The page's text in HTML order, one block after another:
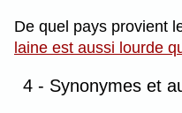
De quel pays provient
laine est aussi lourde
4 - Synonymes et